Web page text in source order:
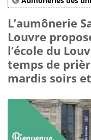
L’aumônerie
Louvre
l’école du
temps de
mardis soirs